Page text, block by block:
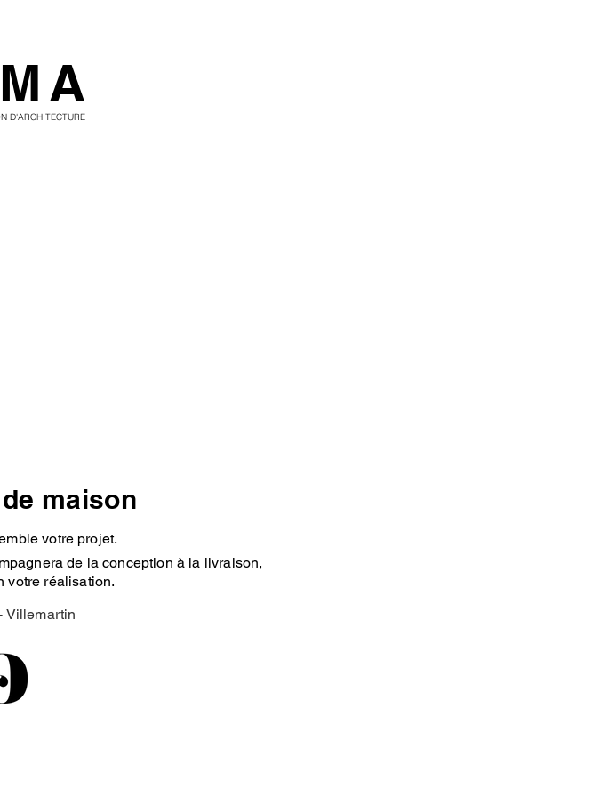
D'ARCHITECTURE
maison
votre projet.
de la conception à la livraison,
votre réalisation.
Villemartin